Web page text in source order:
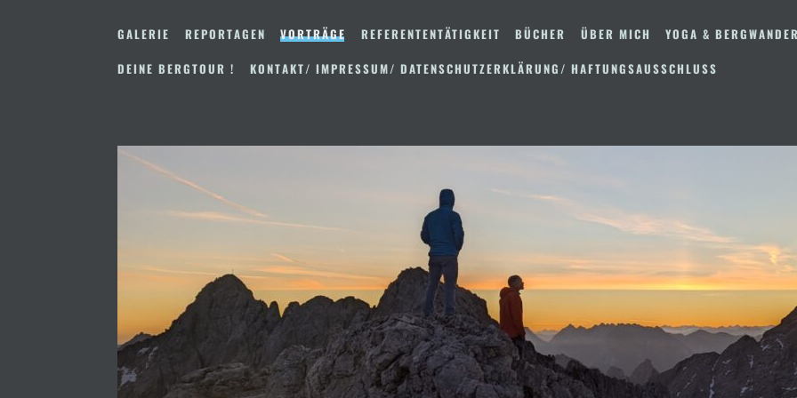
Inhalt
GALERIE REPORTAGEN VORTRÄGE REFERENTENTÄTIGKEIT BÜCHER ÜBER MICH
YOGA &
DEINE BERGTOUR !
KONTAKT/ IMPRESSUM/ DATENSCHUTZERKLÄRUNG/ HAFTUNGSAUSSCHLUSS